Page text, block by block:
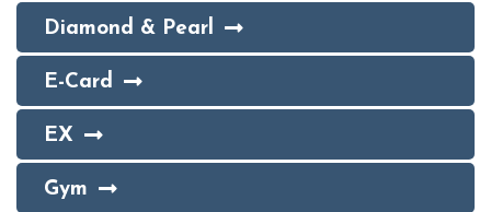
Diamond & Pearl
E-Card
EX
Gym